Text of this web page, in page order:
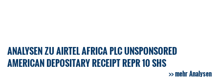
ANALYSEN ZU AIRTEL AFRICA PLC UNSPONSORED
AMERICAN DEPOSITARY RECEIPT REPR 10 SHS
mehr Analysen